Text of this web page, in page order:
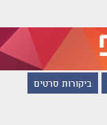
ביקורות סרטים